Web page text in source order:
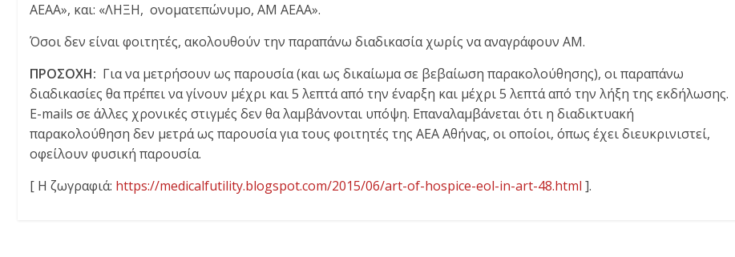
ΑΕΑΑ», και: «ΛΗΞΗ, ονοματεπώνυμο, ΑΜ ΑΕΑΑ».
Όσοι δεν είναι φοιτητές, ακολουθούν την παραπάνω διαδικασία χωρίς να αναγράφουν ΑΜ.
ΠΡΟΣΟΧΗ: Για να μετρήσουν ως παρουσία (και ως δικαίωμα σε βεβαίωση παρακολούθησης), οι παραπάνω
διαδικασίες θα πρέπει να γίνουν μέχρι και 5 λεπτά από την έναρξη και μέχρι 5 λεπτά από την λήξη της εκδήλωσης.
E-mails σε άλλες χρονικές στιγμές δεν θα λαμβάνονται υπόψη. Επαναλαμβάνεται ότι η διαδικτυακή
παρακολούθηση δεν μετρά ως παρουσία για τους φοιτητές της ΑΕΑ Αθήνας, οι οποίοι, όπως έχει διευκρινιστεί,
οφείλουν φυσική παρουσία.
[ Η ζωγραφιά: https://medicalfutility.blogspot.com/2015/06/art-of-hospice-eol-in-art-48.html ].